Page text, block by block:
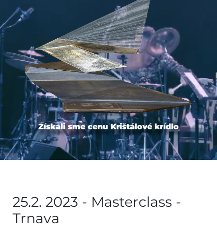
Získali sme cenu Krištálové krídlo
25.2. 2023 - Masterclass -
Trnava